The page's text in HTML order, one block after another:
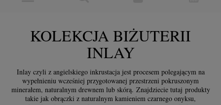
KOLEKCJA BIŻUTERII
INLAY
Inlay czyli z angielskiego inkrustacja jest procesem polegającym na
wypełnieniu wcześniej przygotowanej przestrzeni pokruszonym
minerałem, naturalnym drewnem lub skórą. Znajdziecie tutaj produkty
takie jak obrączki z naturalnym kamieniem czarnego onyksu,